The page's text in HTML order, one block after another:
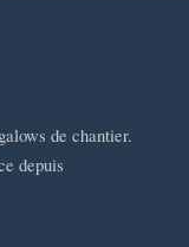
de chantier.
depuis